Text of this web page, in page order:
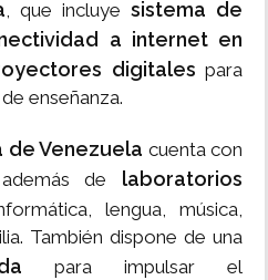
, que incluye sistema de
a internet en
digitales para
enseñanza.
de Venezuela cuenta con
de laboratorios
lengua, música,
También dispone de una
para impulsar el